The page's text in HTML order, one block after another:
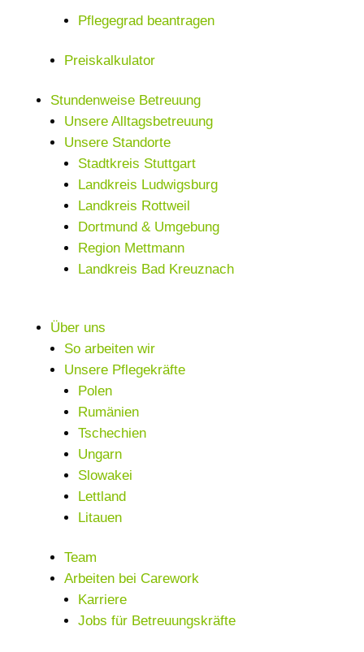
Pflegegrad beantragen
Preiskalkulator
Stundenweise Betreuung
Unsere Alltagsbetreuung
Unsere Standorte
Stadtkreis Stuttgart
Landkreis Ludwigsburg
Landkreis Rottweil
Dortmund & Umgebung
Region Mettmann
Landkreis Bad Kreuznach
Über uns
So arbeiten wir
Unsere Pflegekräfte
Polen
Rumänien
Tschechien
Ungarn
Slowakei
Lettland
Litauen
Team
Arbeiten bei Carework
Karriere
Jobs für Betreuungskräfte